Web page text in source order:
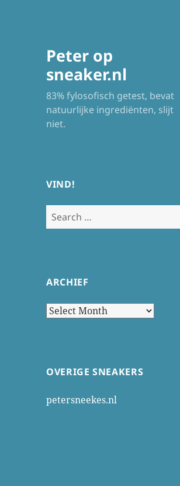
Peter op
sneaker.nl
83% fylosofisch getest, bevat
natuurlijke ingrediënten, slijt
niet.
VIND!
Search
for:
ARCHIEF
Archief
OVERIGE SNEAKERS
petersneekes.nl